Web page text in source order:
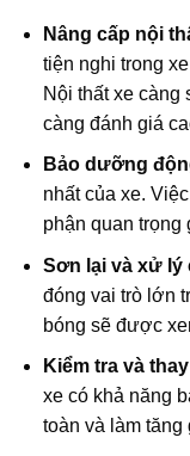
Nâng cấp nội
tiện nghi trong
Nội thất xe càng
càng đánh giá
Bảo dưỡng
nhất của xe.
phận quan trọng
Sơn lại và xử lý
đóng vai trò lớn
bóng sẽ được
Kiểm tra và
xe có khả năng
toàn và làm tăng